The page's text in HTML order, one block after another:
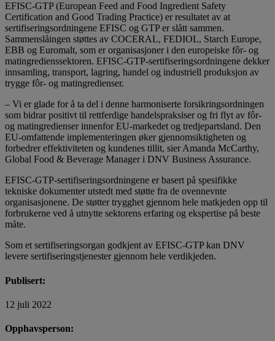
EFISC-GTP (European Feed and Food Ingredient Safety
Certification and Good Trading Practice) er resultatet av at
sertifiseringsordningene EFISC og GTP er slått sammen.
Sammenslåingen støttes av COCERAL, FEDIOL, Starch Europe,
EBB og Euromalt, som er organisasjoner i den europeiske fôr- og
matingredienssektoren. EFISC-GTP-sertifiseringsordningene dekker
innsamling, transport, lagring, handel og industriell produksjon av
trygge fôr- og matingredienser.
– Vi er glade for å ta del i denne harmoniserte forsikringsordningen
som bidrar positivt til rettferdige handelspraksiser og fri flyt av fôr-
og matingredienser innenfor EU-markedet og tredjepartsland. Den
EU-omfattende implementeringen øker gjennomsiktigheten og
forbedrer effektiviteten og kundenes tillit, sier Amanda McCarthy,
Global Food & Beverage Manager i DNV Business Assurance.
EFISC-GTP-sertifiseringsordningene er basert på spesifikke
tekniske dokumenter utstedt med støtte fra de ovennevnte
organisasjonene. De støtter trygghet gjennom hele matkjeden opp til
forbrukerne ved å utnytte sektorens erfaring og ekspertise på beste
måte.
Som et sertifiseringsorgan godkjent av EFISC-GTP kan DNV
levere sertifiseringstjenester gjennom hele verdikjeden.
Publisert:
12 juli 2022
Opphavsperson: